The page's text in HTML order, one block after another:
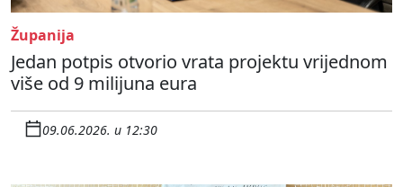
Županija
Jedan potpis otvorio vrata projektu vrijednom
više od 9 milijuna eura
09.06.2026. u 12:30